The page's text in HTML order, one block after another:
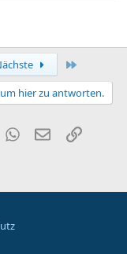
hier zu antworten.
WhatsApp
E-MailLink